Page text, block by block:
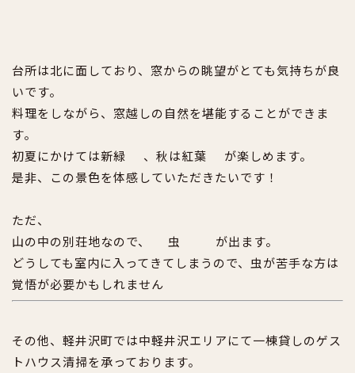
台所は北に面しており、窓からの眺望がとても気持ちが良
いです。
料理をしながら、窓越しの自然を堪能することができま
す。
初夏にかけては新緑
、秋は紅葉
が楽しめます。
是非、この景色を体感していただきたいです！
ただ、
山の中の別荘地なので、
虫
が出ます。
どうしても室内に入ってきてしまうので、虫が苦手な方は
覚悟が必要かもしれません
その他、軽井沢町では中軽井沢エリアにて一棟貸しのゲス
トハウス清掃を承っております。